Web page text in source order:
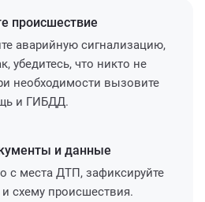
происшествие
аварийную сигнализацию,
убедитесь, что никто не
необходимости вызовите
и ГИБДД.
и данные
с места ДТП, зафиксируйте
схему происшествия.